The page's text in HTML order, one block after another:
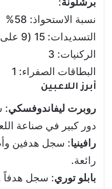
نسبة الاستحواذ: 58%
التسديدات: 15 (9 على المرمى)
الركنيات: 3
البطاقات الصفراء: 1
أبرز اللاعبين
روبرت ليفاندوفسكي:
دور كبير في صناعة
رافينيا: سجل هدفين
رائعة.
بابلو توري: سجل هدفاً